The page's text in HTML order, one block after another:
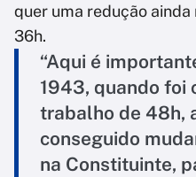
quer uma redução
36h.
“Aqui é
1943, quando foi
trabalho de 48h,
conseguido
na Constituinte,